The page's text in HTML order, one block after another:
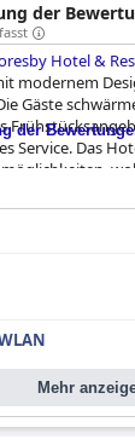
der
Hotel &
modernem
Gäste
Service. Das
aber köstlich
komfortabel
und ein
wieder für
seinen
nicht immer
ist das
Hotel
der
Mehr